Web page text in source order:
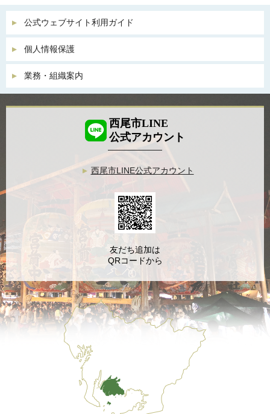
公式ウェブサイト利用ガイド
個人情報保護
業務・組織案内
西尾市LINE
公式アカウント
西尾市LINE公式アカウント
友だち追加は
QRコードから